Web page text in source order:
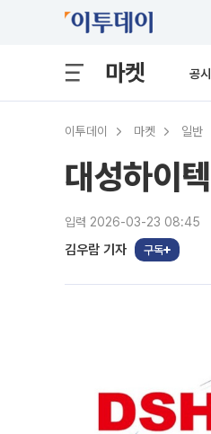
마켓 공시
이투데이 마켓 일반
대성하이
입력 2026-03-23 08:45
김우람 기자 구독